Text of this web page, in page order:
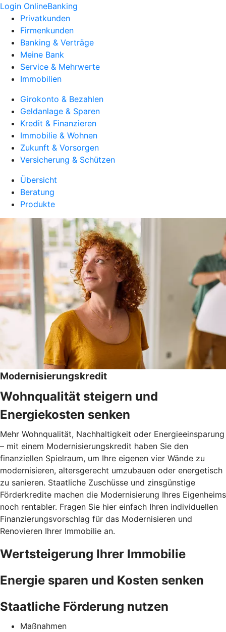
Login OnlineBanking
Privatkunden
Firmenkunden
Banking & Verträge
Meine Bank
Service & Mehrwerte
Immobilien
Girokonto & Bezahlen
Geldanlage & Sparen
Kredit & Finanzieren
Immobilie & Wohnen
Zukunft & Vorsorgen
Versicherung & Schützen
Übersicht
Beratung
Produkte
Modernisierungskredit
Wohnqualität steigern und
Energiekosten senken
Mehr Wohnqualität, Nachhaltigkeit oder Energieeinsparung
– mit einem Modernisierungskredit haben Sie den
finanziellen Spielraum, um Ihre eigenen vier Wände zu
modernisieren, altersgerecht umzubauen oder energetisch
zu sanieren. Staatliche Zuschüsse und zinsgünstige
Förderkredite machen die Modernisierung Ihres Eigenheims
noch rentabler. Fragen Sie hier einfach Ihren individuellen
Finanzierungsvorschlag für das Modernisieren und
Renovieren Ihrer Immobilie an.
Wertsteigerung Ihrer Immobilie
Energie sparen und Kosten senken
Staatliche Förderung nutzen
Maßnahmen